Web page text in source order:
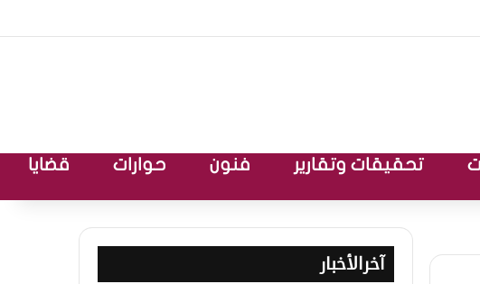
تحقيقات وتقارير فنون حوارات قضايا
آخرالأخبار